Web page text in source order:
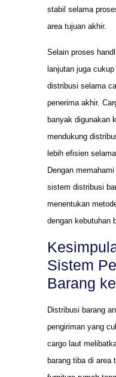
stabil selama
area tujuan akhir.
Selain proses
lanjutan juga
distribusi selama
penerima akhir.
banyak digunakan
mendukung
lebih efisien
Dengan
sistem distribusi
menentukan
dengan kebutuhan
Sistem
Barang
Distribusi barang
pengiriman yang
cargo laut
barang tiba di area